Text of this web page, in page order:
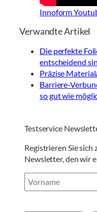
Innoform
Verwandte Artikel
Die perfekte
entscheidend
Präzise
Barriere-
so gut wie
Testservice
Registrieren Sie sich
Newsletter, den wir